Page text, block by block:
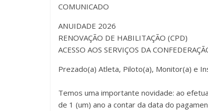
COMUNICADO
ANUIDADE 2026
RENOVAÇÃO DE HABILITAÇÃO (CPD)
ACESSO AOS SERVIÇOS DA
Prezado(a) Atleta, Piloto(a), Monitor(a) e
Temos uma importante novidade: ao
de 1 (um) ano a contar da data do